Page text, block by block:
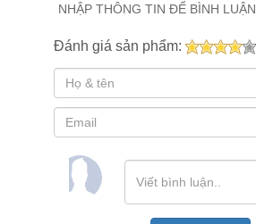
NHẬP THÔNG TIN ĐỂ BÌNH LUẬN
Đánh giá sản phẩm: